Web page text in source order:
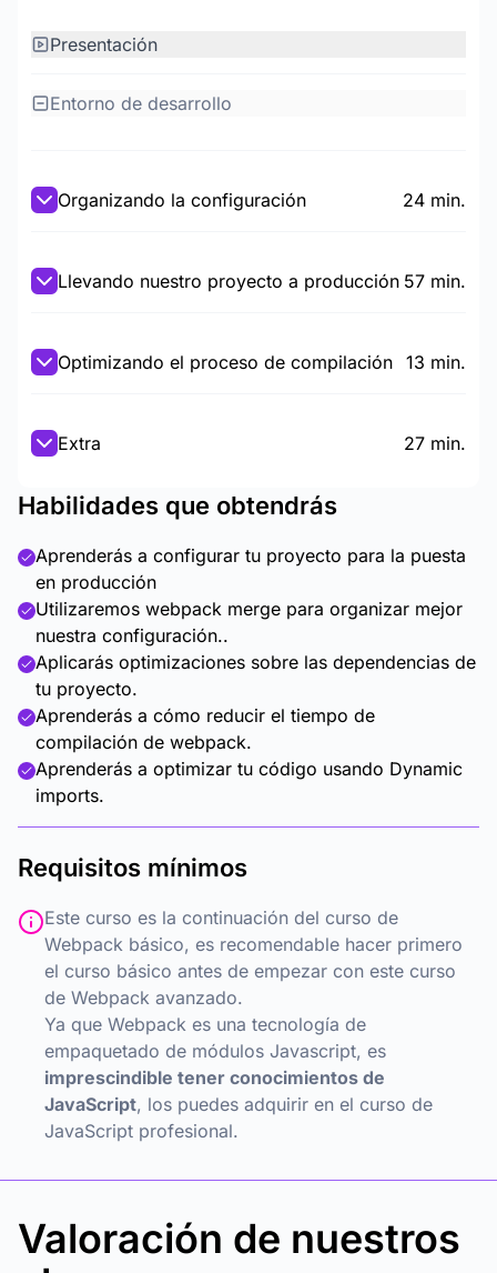
Presentación
Entorno de desarrollo
Organizando la configuración 24 min.
Llevando nuestro proyecto a producción 57 min.
Optimizando el proceso de compilación 13 min.
Extra 27 min.
Habilidades que obtendrás
Aprenderás a configurar tu proyecto para la puesta
en producción
Utilizaremos webpack merge para organizar mejor
nuestra configuración..
Aplicarás optimizaciones sobre las dependencias de
tu proyecto.
Aprenderás a cómo reducir el tiempo de
compilación de webpack.
Aprenderás a optimizar tu código usando Dynamic
imports.
Requisitos mínimos
Este curso es la continuación del curso de
Webpack básico, es recomendable hacer primero
el curso básico antes de empezar con este curso
de Webpack avanzado.
Ya que Webpack es una tecnología de
empaquetado de módulos Javascript, es
imprescindible tener conocimientos de
JavaScript, los puedes adquirir en el curso de
JavaScript profesional.
Valoración de nuestros